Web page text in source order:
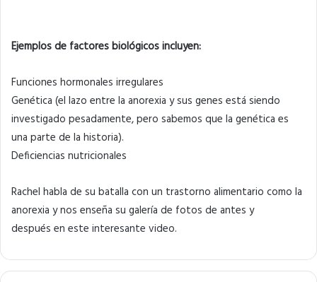
Ejemplos de factores biológicos incluyen:
Funciones hormonales irregulares
Genética (el lazo entre la anorexia y sus genes está siendo
investigado pesadamente, pero sabemos que la genética es
una parte de la historia).
Deficiencias nutricionales
Rachel habla de su batalla con un trastorno alimentario como la
anorexia y nos enseña su galería de fotos de antes y
después en este interesante video.